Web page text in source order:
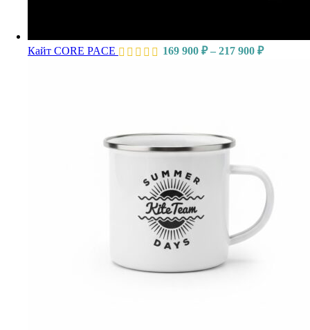
Кайт CORE PACE 169 900 ₽ – 217 900 ₽